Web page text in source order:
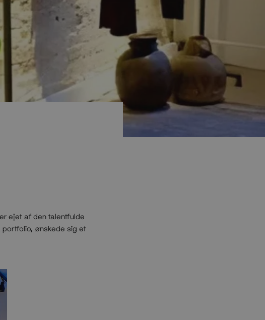
ejet af den talentfulde
ønskede sig et